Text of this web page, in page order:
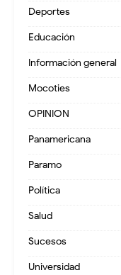
Deportes
Educación
Información general
Mocoties
OPINION
Panamericana
Paramo
Política
Salud
Sucesos
Universidad